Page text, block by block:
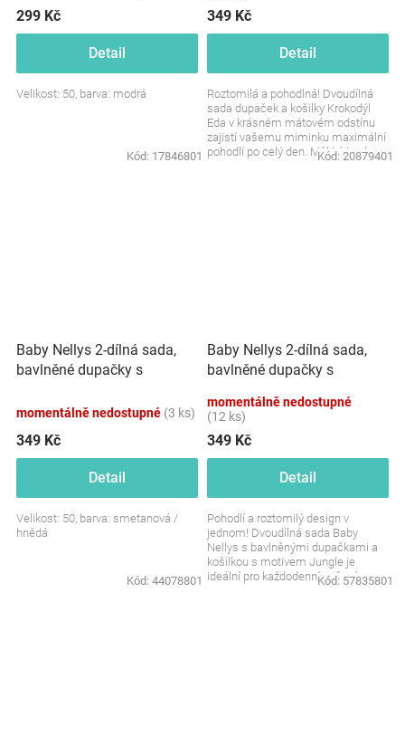
299 Kč
Detail
Velikost: 50, barva: modrá
Kód: 17846801
349 Kč
Detail
Roztomilá a pohodlná! Dvoudílná
sada dupaček a košilky Krokodýl
Eda v krásném mátovém odstínu
zajistí vašemu miminku maximální
pohodlí po celý den. Měkká bavlna
Kód: 20879401
Baby Nellys 2-dílná sada,
bavlněné dupačky s
momentálně nedostupné (3 ks)
349 Kč
Detail
Velikost: 50, barva: smetanová /
hnědá
Kód: 44078801
Baby Nellys 2-dílná sada,
bavlněné dupačky s
momentálně nedostupné
(12 ks)
349 Kč
Detail
Pohodlí a roztomilý design v
jednom! Dvoudílná sada Baby
Nellys s bavlněnými dupačkami a
košilkou s motivem Jungle je
ideální pro každodenní nošení.
Kód: 57835801